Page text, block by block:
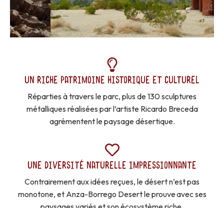
UN RICHE PATRIMOINE HISTORIQUE ET CULTUREL
Réparties à travers le parc, plus de 130 sculptures
métalliques réalisées par l’artiste Ricardo Breceda
agrémentent le paysage désertique.
UNE DIVERSITÉ NATURELLE IMPRESSIONNANTE
Contrairement aux idées reçues, le désert n’est pas
monotone, et Anza-Borrego Desert le prouve avec ses